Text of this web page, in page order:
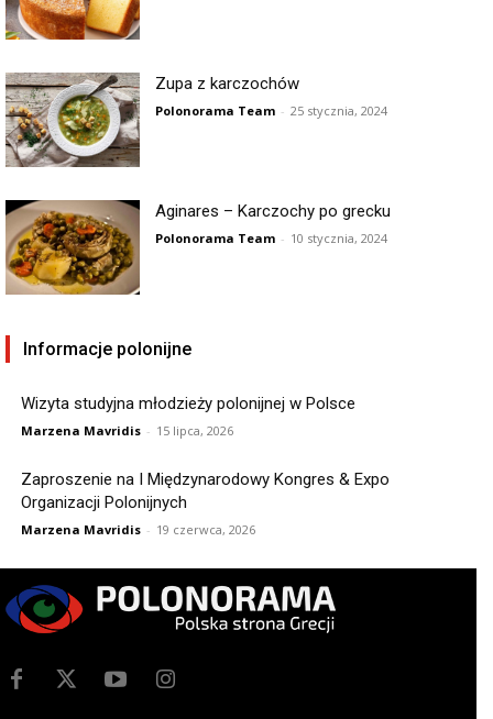
Zupa z karczochów
Polonorama Team - 25 stycznia, 2024
Aginares – Karczochy po grecku
Polonorama Team - 10 stycznia, 2024
Informacje polonijne
Wizyta studyjna młodzieży polonijnej w Polsce
Marzena Mavridis - 15 lipca, 2026
Zaproszenie na I Międzynarodowy Kongres & Expo
Organizacji Polonijnych
Marzena Mavridis - 19 czerwca, 2026